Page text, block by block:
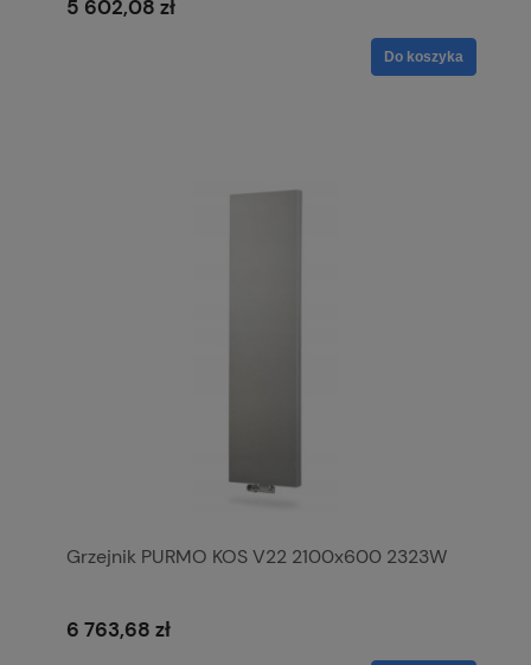
5 602,08 zł
Do koszyka
Grzejnik PURMO KOS V22 2100x600 2323W
6 763,68 zł